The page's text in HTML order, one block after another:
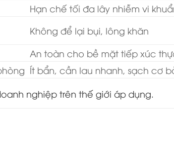
Hạn chế tối đa lây nhiễm vi
Không để lại bụi, lông khăn
An toàn cho bề mặt tiếp xúc
Ít bẩn, cần lau nhanh, sạch cơ
nghiệp trên thế giới áp dụng.